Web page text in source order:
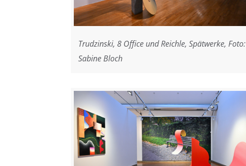
Trudzinski, 8 Office und Reichle, Spätwerke, Foto:
Sabine Bloch